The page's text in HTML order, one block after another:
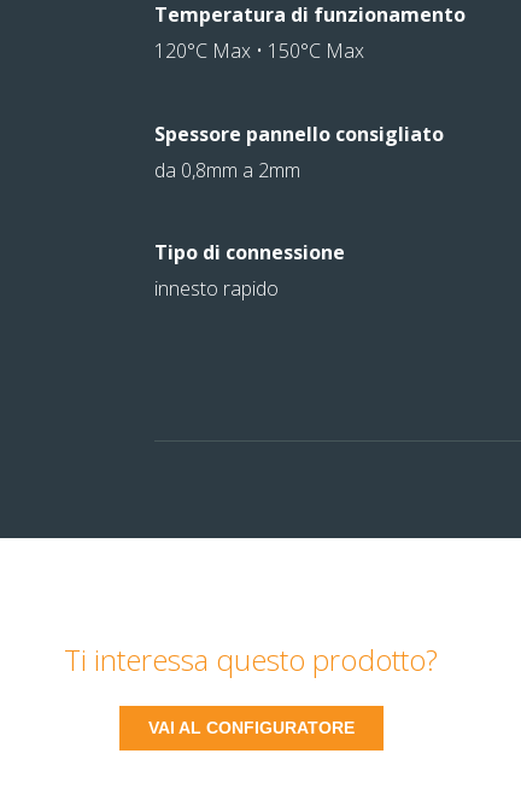
Temperatura di funzionamento
120°C Max • 150°C Max
Spessore pannello consigliato
da 0,8mm a 2mm
Tipo di connessione
innesto rapido
Ti interessa questo prodotto?
VAI AL CONFIGURATORE